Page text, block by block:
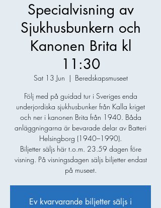
Specialvisning av
Sjukhusbunkern och
Kanonen Brita kl
11:30
Sat 13 Jun
  |
Beredskapsmuseet
Följ med på guidad tur i Sveriges enda
underjordiska sjukhusbunker från Kalla kriget
och ner i kanonen Brita från 1940. Båda
anläggningarna är bevarade delar av Batteri
Helsingborg (1940–1990).
Biljetter säljs här t.o.m. 23.59 dagen före
visning. På visningsdagen säljs biljetter endast
på museet.
Ev kvarvarande biljetter säljs i